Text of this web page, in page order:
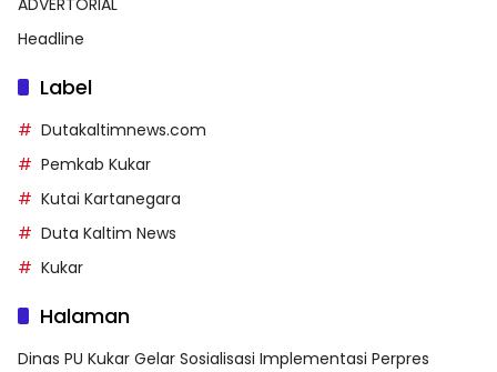
Headline
Label
Dutakaltimnews.com
Pemkab Kukar
Kutai Kartanegara
Duta Kaltim News
Kukar
Halaman
Dinas PU Kukar Gelar Sosialisasi Implementasi Perpres